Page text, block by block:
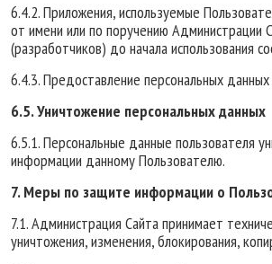
6.4.2. Приложения, используемые
от имени или по поручению Администрации
(разработчиков) до начала использования
6.4.3. Предоставление персональных
6.5. Уничтожение персональных данных
6.5.1. Персональные данные пользователя
информации данному Пользователю.
7. Меры по защите информации о
7.1. Администрация Сайта принимает
уничтожения, изменения, блокирования,